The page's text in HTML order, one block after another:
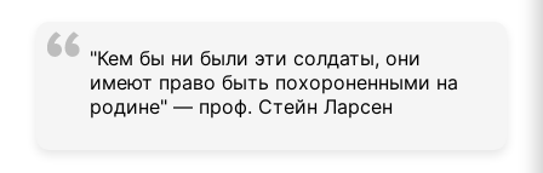
"Кем бы ни были эти солдаты, они
имеют право быть похороненными на
родине" — проф. Стейн Ларсен